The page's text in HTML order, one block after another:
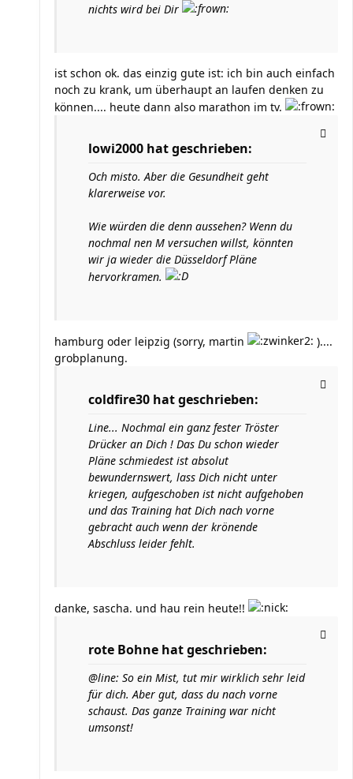
nichts wird bei Dir
ist schon ok. das einzig gute ist: ich bin auch einfach
noch zu krank, um überhaupt an laufen denken zu
können.... heute dann also marathon im tv.
lowi2000 hat geschrieben:
Och misto. Aber die Gesundheit geht
klarerweise vor.
Wie würden die denn aussehen? Wenn du
nochmal nen M versuchen willst, könnten
wir ja wieder die Düsseldorf Pläne
hervorkramen.
hamburg oder leipzig (sorry, martin
)....
grobplanung.
coldfire30 hat geschrieben:
Line... Nochmal ein ganz fester Tröster
Drücker an Dich ! Das Du schon wieder
Pläne schmiedest ist absolut
bewundernswert, lass Dich nicht unter
kriegen, aufgeschoben ist nicht aufgehoben
und das Training hat Dich nach vorne
gebracht auch wenn der krönende
Abschluss leider fehlt.
danke, sascha. und hau rein heute!!
rote Bohne hat geschrieben:
@line: So ein Mist, tut mir wirklich sehr leid
für dich. Aber gut, dass du nach vorne
schaust. Das ganze Training war nicht
umsonst!